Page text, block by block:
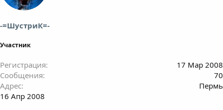
-=ШустриК=-
Участник
Регистрация
17 Мар 2008
Сообщения
70
Адрес
Пермь
16 Апр 2008